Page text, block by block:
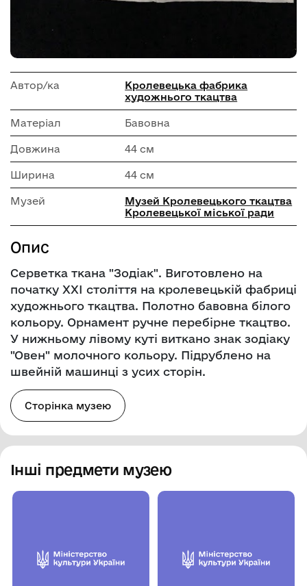
Автор/ка
Кролевецька фабрика
художнього ткацтва
Матеріал Бавовна
Довжина 44 см
Ширина 44 см
Музей
Музей Кролевецького ткацтва
Кролевецької міської ради
Опис
Серветка ткана "Зодіак". Виготовлено на
початку ХХІ століття на кролевецькій фабриці
художнього ткацтва. Полотно бавовна білого
кольору. Орнамент ручне перебірне ткацтво.
У нижньому лівому куті виткано знак зодіаку
"Овен" молочного кольору. Підрублено на
швейній машинці з усих сторін.
Сторінка музею
Інші предмети музею